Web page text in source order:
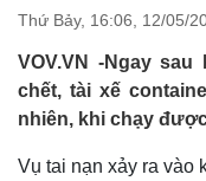
Thứ Bảy, 16:06, 12/05/
VOV.VN -Ngay
chết, tài xế
nhiên, khi chạy
Vụ tai nạn xảy ra vào